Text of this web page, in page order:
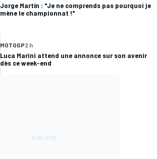
Jorge Martín : "Je ne comprends pas pourquoi je
mène le championnat !"
MOTOGP2 h
Luca Marini attend une annonce sur son avenir
dès ce week-end